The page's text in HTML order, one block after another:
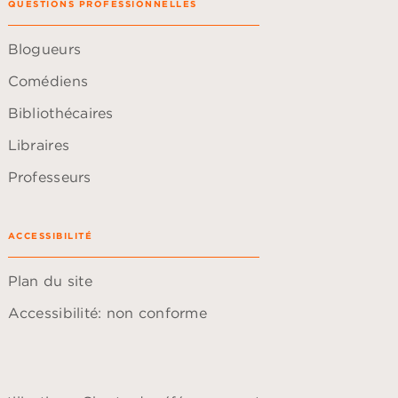
QUESTIONS PROFESSIONNELLES
Blogueurs
Comédiens
Bibliothécaires
Libraires
Professeurs
ACCESSIBILITÉ
Plan du site
Accessibilité: non conforme